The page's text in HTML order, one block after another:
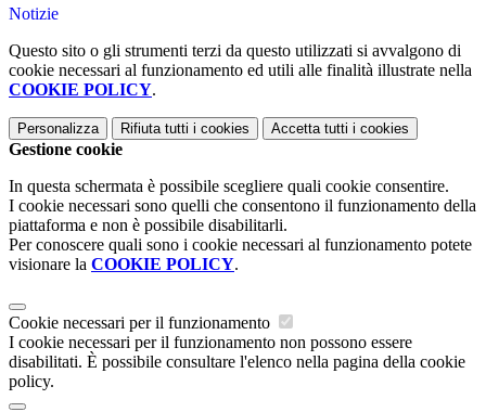
Notizie
Questo sito o gli strumenti terzi da questo utilizzati si avvalgono di
cookie necessari al funzionamento ed utili alle finalità illustrate nella
COOKIE POLICY.
Personalizza Rifiuta tutti i cookies Accetta tutti i cookies
Gestione cookie
In questa schermata è possibile scegliere quali cookie consentire.
I cookie necessari sono quelli che consentono il funzionamento della
piattaforma e non è possibile disabilitarli.
Per conoscere quali sono i cookie necessari al funzionamento potete
visionare la COOKIE POLICY.
Cookie necessari per il funzionamento
I cookie necessari per il funzionamento non possono essere
disabilitati. È possibile consultare l'elenco nella pagina della cookie
policy.